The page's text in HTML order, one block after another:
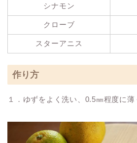
シナモン
クローブ
スターアニス
作り方
１．ゆずをよく洗い、0.5㎜程度に薄